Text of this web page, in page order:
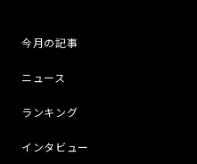
今月の記事
ニュース
ランキング
インタビュー